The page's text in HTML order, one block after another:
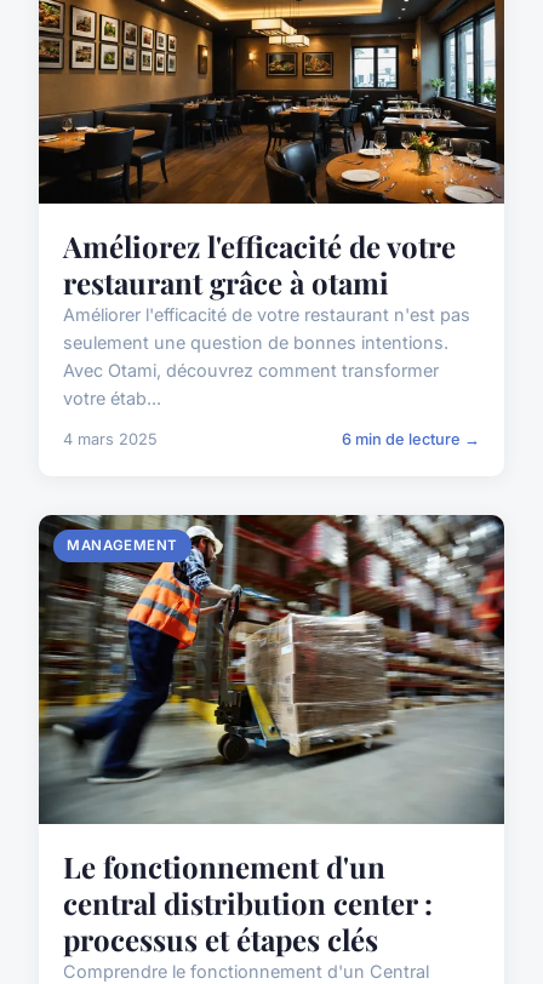
Améliorez l'efficacité de votre
restaurant grâce à otami
Améliorer l'efficacité de votre restaurant n'est pas
seulement une question de bonnes intentions.
Avec Otami, découvrez comment transformer
votre étab...
4 mars 2025 6 min de lecture →
MANAGEMENT
Le fonctionnement d'un
central distribution center :
processus et étapes clés
Comprendre le fonctionnement d'un Central